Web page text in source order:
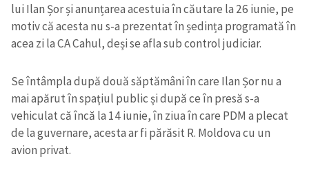
lui Ilan Șor și anunțarea acestuia în căutare la 26 iunie, pe
motiv că acesta nu s-a prezentat în ședința programată în
acea zi la CA Cahul, deși se afla sub control judiciar.
Se întâmpla după două săptămâni în care Ilan Șor nu a
mai apărut în spațiul public și după ce în presă s-a
vehiculat că încă la 14 iunie, în ziua în care PDM a plecat
de la guvernare, acesta ar fi părăsit R. Moldova cu un
avion privat.